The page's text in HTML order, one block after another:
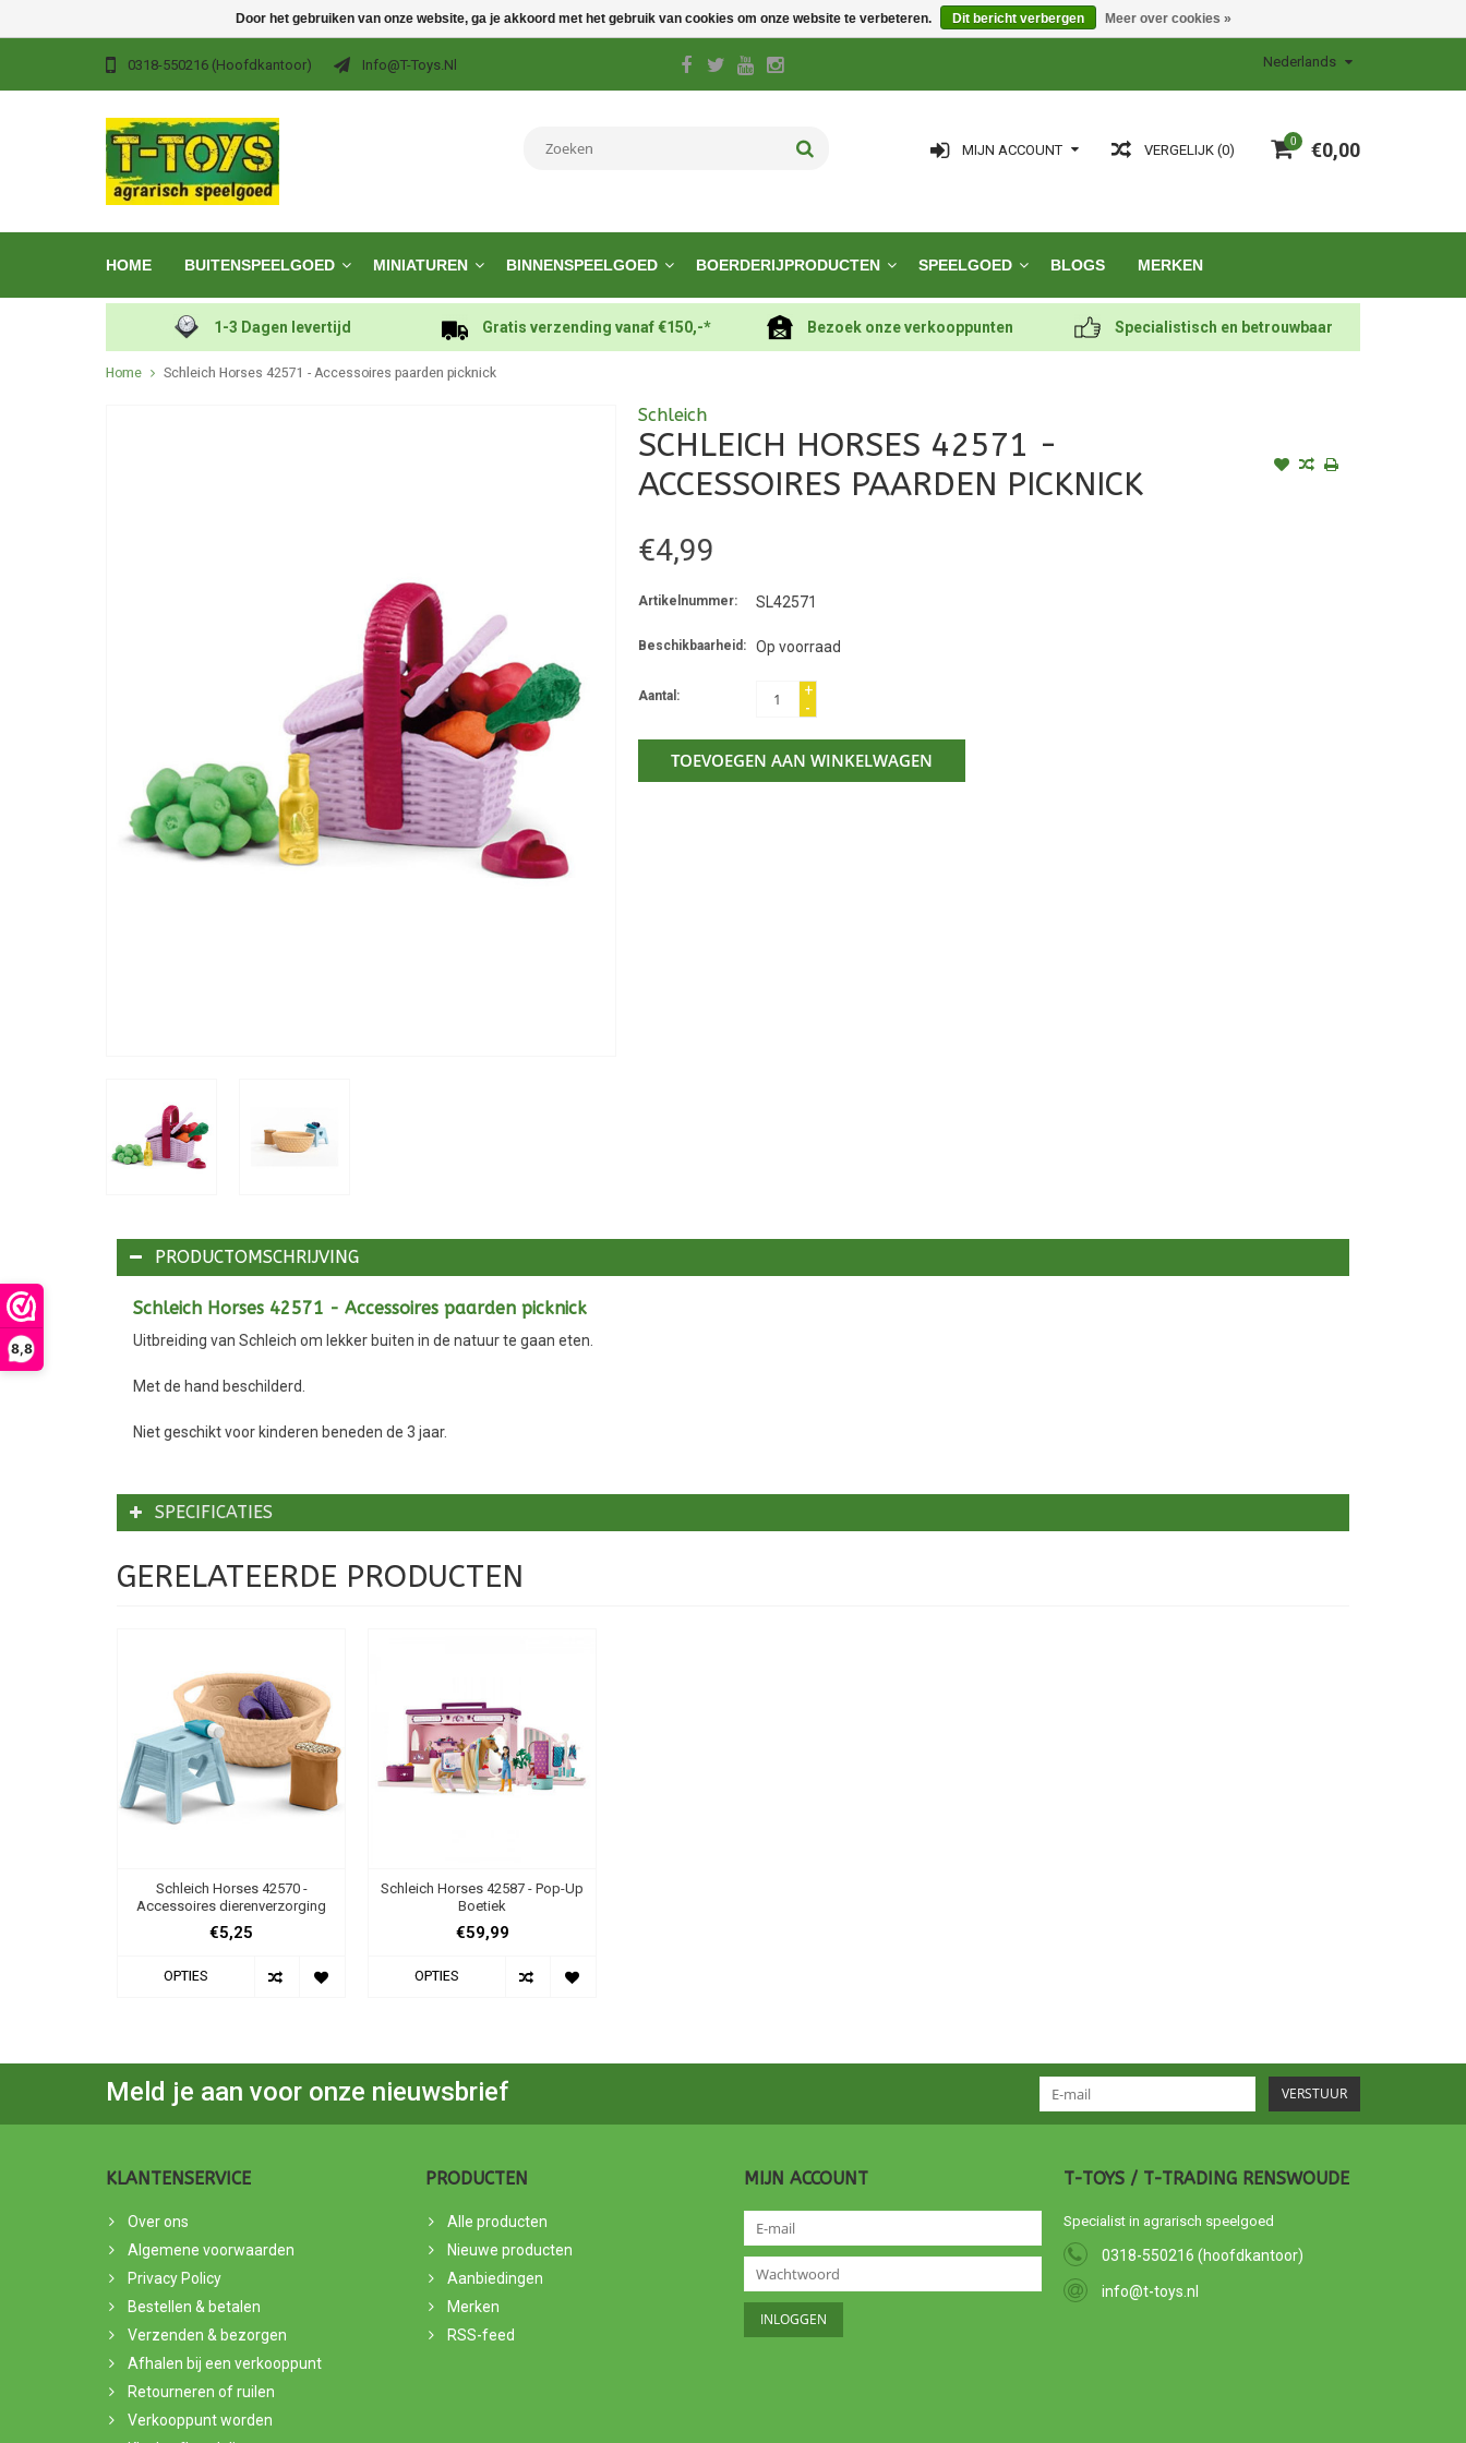
8,8
0318-550216 (hoofdkantoor) Info@t-Toys.nl Nederlands
0 €0,00
VERGELIJK (0)
MIJN ACCOUNT
HOME BUITENSPEELGOED MINIATUREN BINNENSPEELGOED BOERDERIJPRODUCTEN SPEELGOED BLOGS MERKEN
1-3 Dagen levertijd Gratis verzending vanaf €150,-* Bezoek onze verkooppunten Specialistisch en betrouwbaar
Home Schleich Horses 42571 - Accessoires paarden picknick
Schleich
SCHLEICH HORSES 42571 -
ACCESSOIRES PAARDEN PICKNICK
€4,99
Artikelnummer: SL42571
Beschikbaarheid: Op voorraad
Aantal:
+
-
TOEVOEGEN AAN WINKELWAGEN
PRODUCTOMSCHRIJVING
Schleich Horses 42571 - Accessoires paarden picknick
Uitbreiding van Schleich om lekker buiten in de natuur te gaan eten.
Met de hand beschilderd.
Niet geschikt voor kinderen beneden de 3 jaar.
SPECIFICATIES
GERELATEERDE PRODUCTEN
Schleich Horses 42570 -
Accessoires dierenverzorging
€5,25
OPTIES
Schleich Horses 42587 - Pop-Up
Boetiek
€59,99
OPTIES
Meld je aan voor onze nieuwsbrief VERSTUUR
KLANTENSERVICE
Over ons
Algemene voorwaarden
Privacy Policy
Bestellen & betalen
Verzenden & bezorgen
Afhalen bij een verkooppunt
Retourneren of ruilen
Verkooppunt worden
PRODUCTEN
Alle producten
Nieuwe producten
Aanbiedingen
Merken
RSS-feed
MIJN ACCOUNT T-TOYS / T-TRADING RENSWOUDE
Specialist in agrarisch speelgoed
0318-550216 (hoofdkantoor)
info@t-toys.nl
Door het gebruiken van onze website, ga je akkoord met het gebruik van cookies om onze website te verbeteren. Dit bericht verbergen Meer over cookies »